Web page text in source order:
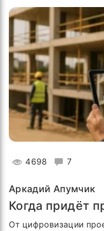
4698 7
Аркадий Апумчик
Когда придёт
От цифровизации